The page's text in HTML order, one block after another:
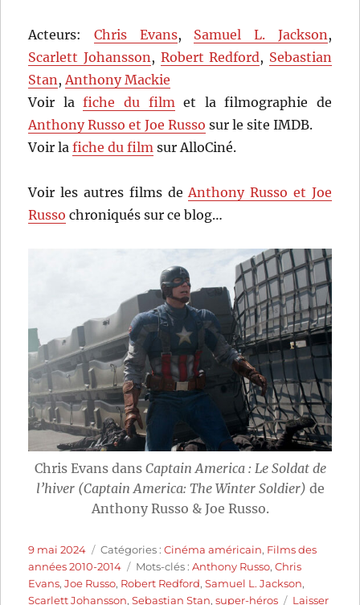
Acteurs: Chris Evans, Samuel L. Jackson ,
Scarlett Johansson , Robert Redford, Sebastian
Stan , Anthony Mackie
Voir lafiche du film et la filmographie de
Anthony Russo et Joe Russo sur le site IMDB.
Voir lafiche du film sur AlloCiné.
Voir les autres films de Anthony Russo et Joe
Russo chroniqués sur ce blog…
Chris Evans dans Captain America : Le Soldat de
l’hiver (Captain America: The Winter Soldier) de
Anthony Russo & Joe Russo.
Publié
le
9 mai 2024 Catégories
Catégories :Cinéma américain, Films des
années 2010-2014
Étiquettes
Mots-clés :Anthony Russo,Chris
Evans,Joe Russo, Robert Redford,Samuel L. Jackson,
Scarlett Johansson,Sebastian Stan,super-héros
Laisser